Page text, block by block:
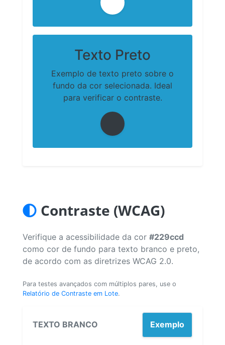
Texto Preto
Exemplo de texto preto sobre o
fundo da cor selecionada. Ideal
para verificar o contraste.
Contraste (WCAG)
Verifique a acessibilidade da cor #229ccd
como cor de fundo para texto branco e preto,
de acordo com as diretrizes WCAG 2.0.
Para testes avançados com múltiplos pares, use o
Relatório de Contraste em Lote.
TEXTO BRANCO Exemplo